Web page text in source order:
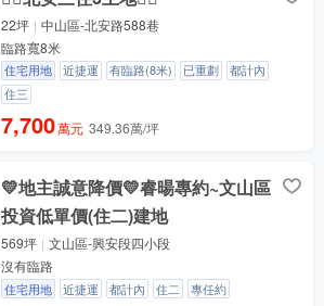
22坪
中山區-北安路588巷
臨路寬8米
住宅用地 近捷運 有臨路(8米) 已重劃
都計內
住三
7,700萬元 349.36萬/坪
💛地主誠意降價💛睿暘專約~文山區
投資低單價(住二)建地
569坪
文山區-興安段四小段
沒有臨路
住宅用地 近捷運 都計內 住二 專任約